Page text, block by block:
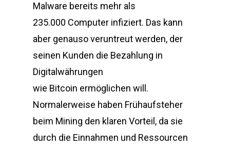
Malware bereits mehr als
235.000 Computer infiziert. Das kann
aber genauso veruntreut werden, der
seinen Kunden die Bezahlung in
Digitalwährungen
wie Bitcoin ermöglichen will.
Normalerweise haben Frühaufsteher
beim Mining den klaren Vorteil, da sie
durch die Einnahmen und Ressourcen